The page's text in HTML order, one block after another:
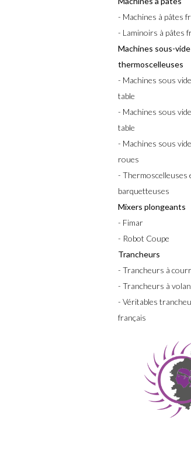
- Machines à pâtes
- Laminoirs à pâtes
Machines sous-
thermoscelleuses
- Machines sous
table
- Machines sous
table
- Machines sous
roues
- Thermoscelleuses
barquetteuses
Mixers plongeants
- Fimar
- Robot Coupe
Trancheurs
- Trancheurs à
- Trancheurs à
- Véritables
français